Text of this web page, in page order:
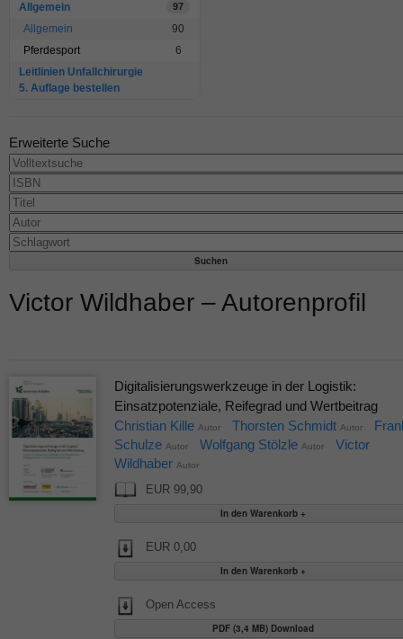
Allgemein 97
Allgemein
90
Pferdesport
6
Leitlinien Unfallchirurgie
5. Auflage bestellen
Erweiterte Suche
Victor Wildhaber – Autorenprofil
Digitalisierungswerkzeuge in der Logistik:
Einsatzpotenziale, Reifegrad und Wertbeitrag
Christian Kille Autor Thorsten Schmidt Autor
Schulze Autor Wolfgang Stölzle Autor
Victor
Wildhaber Autor
EUR 99,90
EUR 0,00
Open Access
PDF (3,4 MB) Download